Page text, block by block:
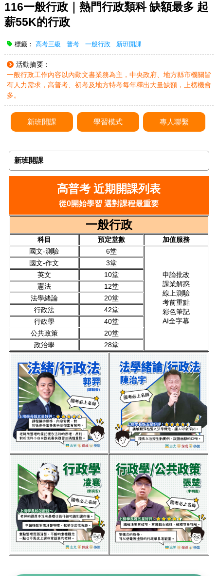
116一般行政｜熱門行政類科 缺額最多 起
薪55K的行政
標籤： 高考三級 普考 一般行政 新班開課
活動摘要：
一般行政工作內容以內勤文書業務為主，中央政府、地方縣市機關皆
有人力需求，高普考、初考及地方特考每年釋出大量缺額，上榜機會
多。
新班開課 學習模式 專人聯繫
新班開課
高普考 近期開課列表
從0開始學習 選對課程最重要
一般行政
科目 預定堂數
加值服務
國文-測驗
6堂
申論批改
課業解惑
線上測驗
考前重點
彩色筆記
AI全字幕
國文-作文
3堂
英文
10堂
憲法
12堂
法學緒論
20堂
行政法
42堂
行政學
40堂
公共政策
20堂
政治學
28堂